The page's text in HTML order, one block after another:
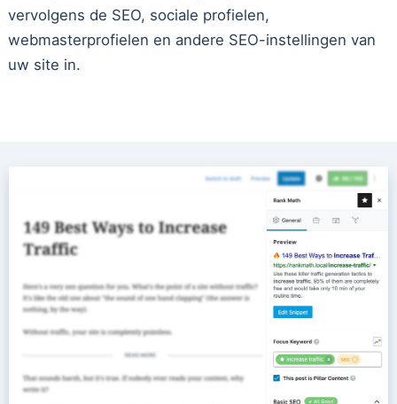
vervolgens de SEO, sociale profielen,
webmasterprofielen en andere SEO-instellingen van
uw site in.